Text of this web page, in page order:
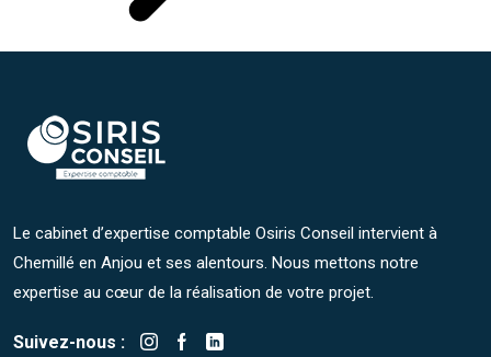
Le cabinet d’expertise comptable Osiris Conseil intervient à
Chemillé en Anjou et ses alentours. Nous mettons notre
expertise au cœur de la réalisation de votre projet.
Suivez-nous :